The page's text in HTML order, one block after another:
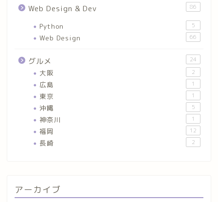
Web Design & Dev 86
Python 5
Web Design 66
グルメ 24
大阪 2
広島 1
東京 1
沖縄 5
神奈川 1
福岡 12
長崎 2
アーカイブ